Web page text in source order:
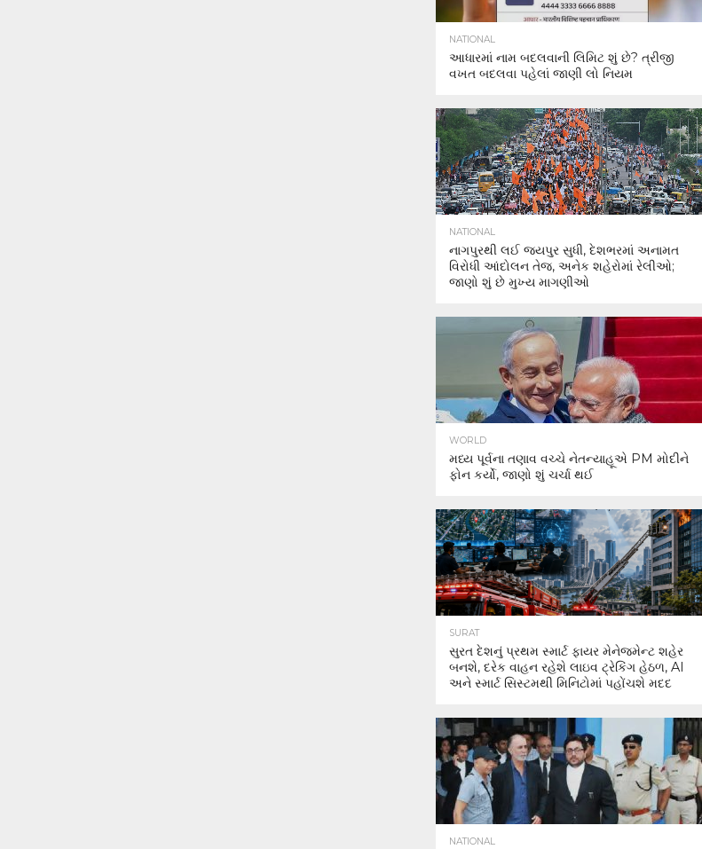
NATIONAL
આધારમાં નામ બદલવાની લિમિટ શું છે? ત્રીજી
વખત બદલવા પહેલાં જાણી લો નિયમ
NATIONAL
નાગપુરથી લઈ જયપુર સુધી, દેશભરમાં અનામત
વિરોધી આંદોલન તેજ, અનેક શહેરોમાં રેલીઓ;
જાણો શું છે મુખ્ય માગણીઓ
WORLD
મધ્ય પૂર્વના તણાવ વચ્ચે નેતન્યાહૂએ PM મોદીને
ફોન કર્યો, જાણો શું ચર્ચા થઈ
SURAT
સુરત દેશનું પ્રથમ સ્માર્ટ ફાયર મેનેજમેન્ટ શહેર
બનશે, દરેક વાહન રહેશે લાઇવ ટ્રેકિંગ હેઠળ, AI
અને સ્માર્ટ સિસ્ટમથી મિનિટોમાં પહોંચશે મદદ
NATIONAL